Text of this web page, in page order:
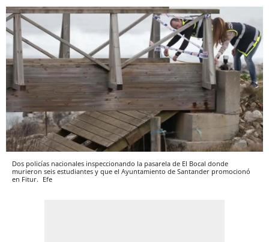
Dos policías nacionales inspeccionando la pasarela de El Bocal donde
murieron seis estudiantes y que el Ayuntamiento de Santander promocionó
en Fitur. Efe